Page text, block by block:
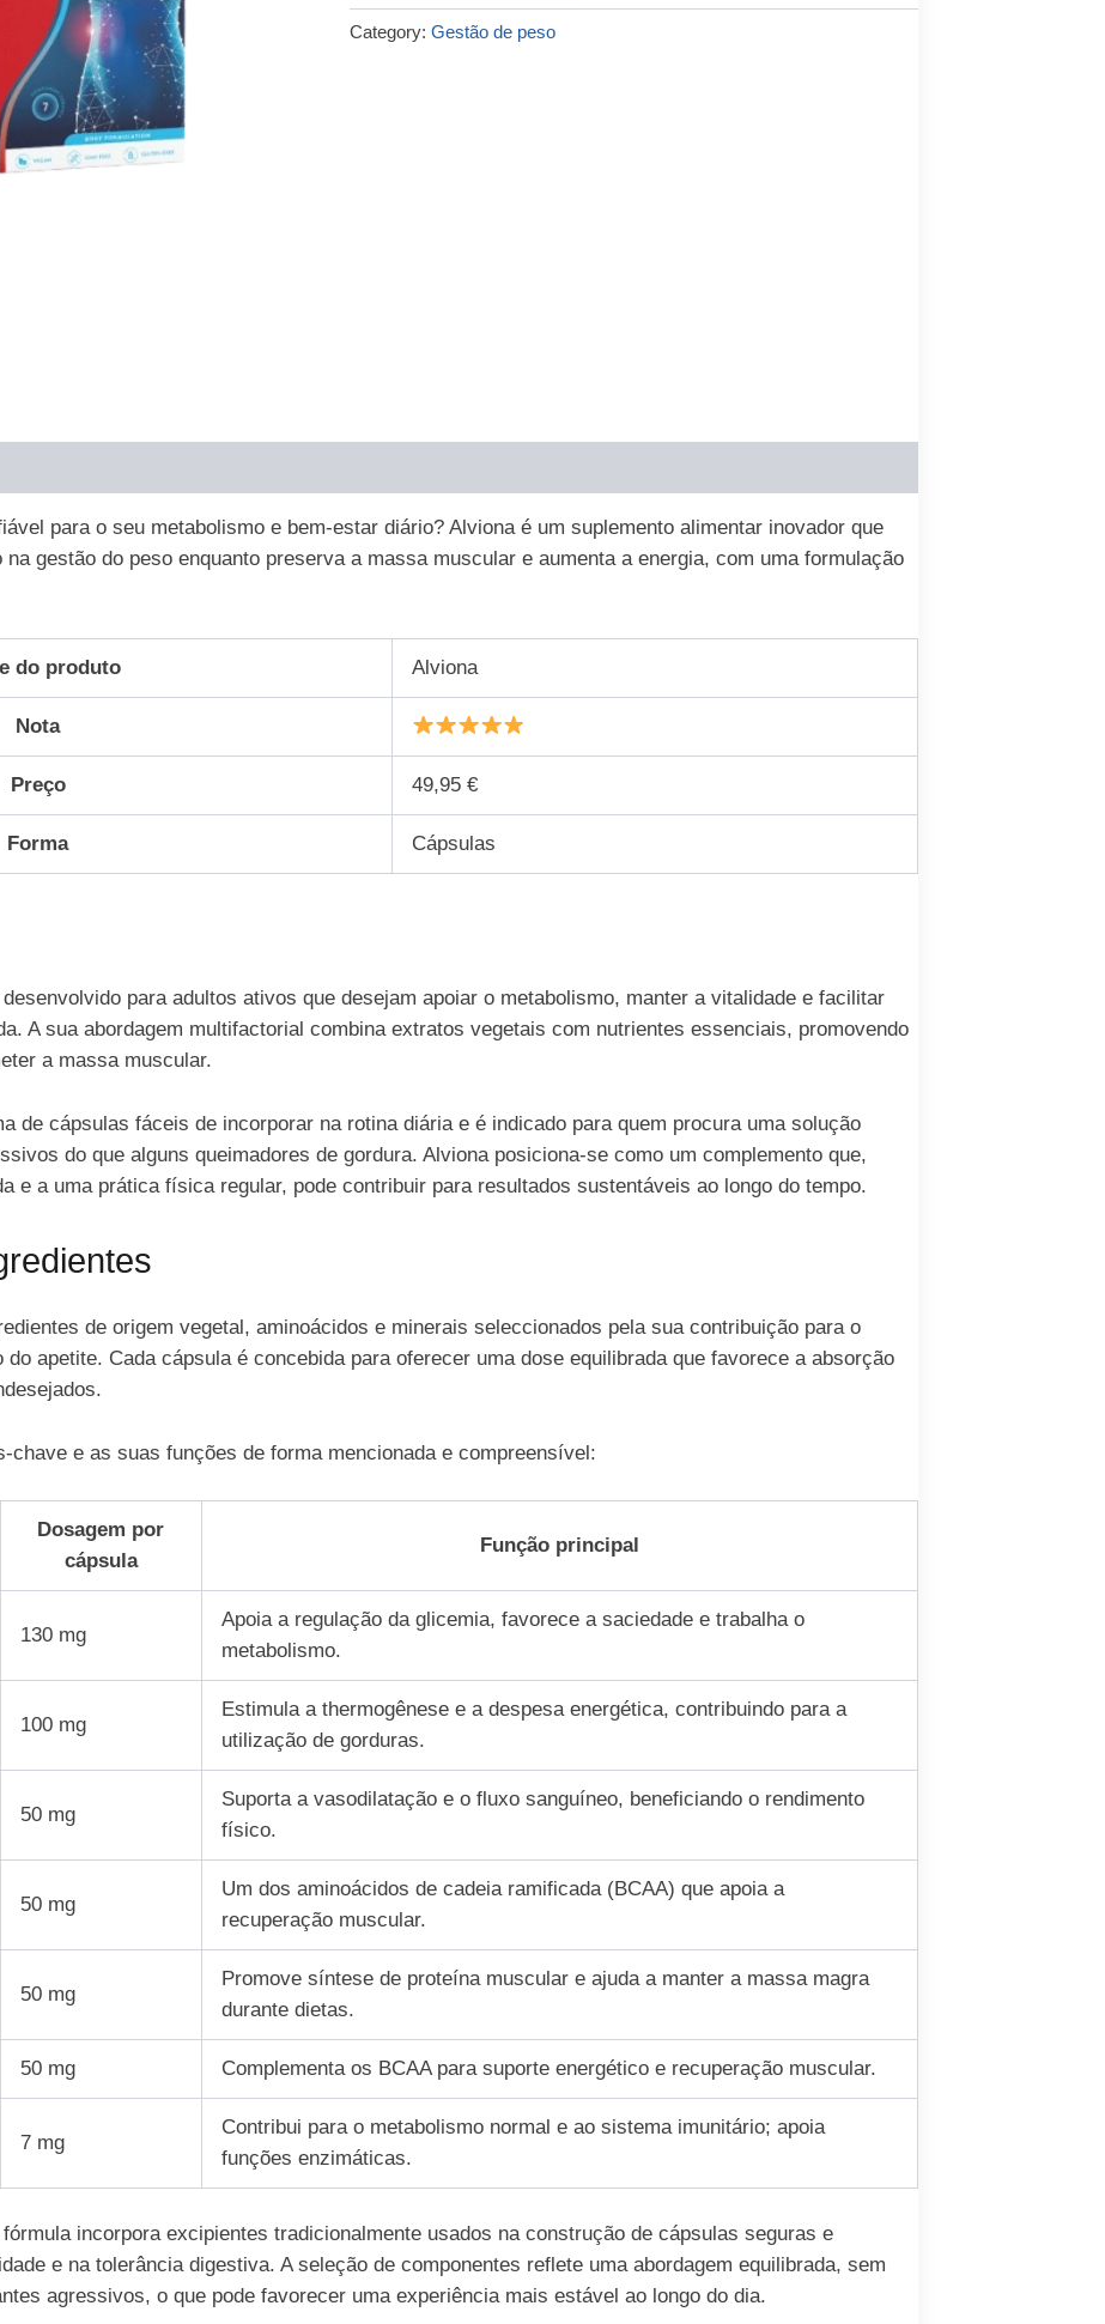
€79.00.€36.00.
Category:Gestão de peso
para o seu metabolismo e bem-estar diário? Alviona é um suplemento alimentar inovador que
gestão do peso enquanto preserva a massa muscular e aumenta a energia, com uma formulação
do produto Alviona
Nota
Preço 49,95 €
Forma Cápsulas
para adultos ativos que desejam apoiar o metabolismo, manter a vitalidade e facilitar
A sua abordagem multifactorial combina extratos vegetais com nutrientes essenciais, promovendo
a massa muscular.
de cápsulas fáceis de incorporar na rotina diária e é indicado para quem procura uma solução
do que alguns queimadores de gordura. Alviona posiciona-se como um complemento que,
e a uma prática física regular, pode contribuir para resultados sustentáveis ao longo do tempo.
de origem vegetal, aminoácidos e minerais seleccionados pela sua contribuição para o
apetite. Cada cápsula é concebida para oferecer uma dose equilibrada que favorece a absorção
chave e as suas funções de forma mencionada e compreensível:
Dosagem por
cápsula
Função principal
130 mg
Apoia a regulação da glicemia, favorece a saciedade e trabalha o
metabolismo.
100 mg
Estimula a thermogênese e a despesa energética, contribuindo para a
utilização de gorduras.
50 mg
Suporta a vasodilatação e o fluxo sanguíneo, beneficiando o rendimento
físico.
50 mg
Um dos aminoácidos de cadeia ramificada (BCAA) que apoia a
recuperação muscular.
50 mg
Promove síntese de proteína muscular e ajuda a manter a massa magra
durante dietas.
50 mg Complementa os BCAA para suporte energético e recuperação muscular.
7 mg
Contribui para o metabolismo normal e ao sistema imunitário; apoia
funções enzimáticas.
incorpora excipientes tradicionalmente usados na construção de cápsulas seguras e
e na tolerância digestiva. A seleção de componentes reflete uma abordagem equilibrada, sem
agressivos, o que pode favorecer uma experiência mais estável ao longo do dia.